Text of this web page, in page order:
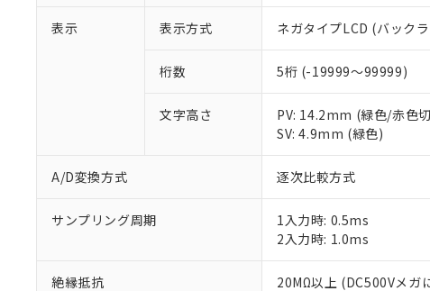
表示 表示方式 ネガタイプLCD (バック
桁数 5桁 (-19999～99999)
文字高さ
PV: 14.2mm (緑色/赤色
SV: 4.9mm (緑色)
A/D変換方式 逐次比較方式
サンプリング周期
1入力時: 0.5ms
2入力時: 1.0ms
絶縁抵抗 20MΩ以上 (DC500Vメガ